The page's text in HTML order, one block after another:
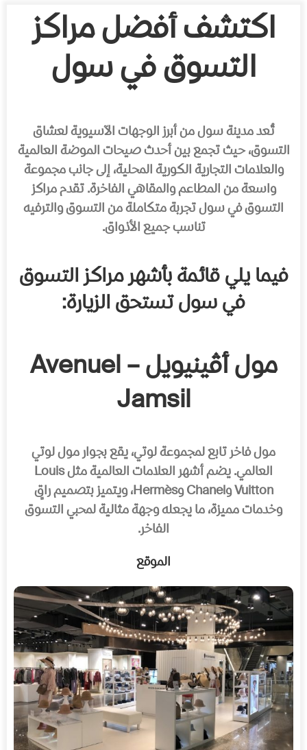
اكتشف أفضل مراكز
التسوق في سول
تُعد مدينة سول من أبرز الوجهات الآسيوية لعشاق
التسوق، حيث تجمع بين أحدث صيحات الموضة العالمية
والعلامات التجارية الكورية المحلية، إلى جانب مجموعة
واسعة من المطاعم والمقاهي الفاخرة. تقدم مراكز
التسوق في سول تجربة متكاملة من التسوق والترفيه
تناسب جميع الأذواق.
فيما يلي قائمة بأشهر مراكز التسوق
في سول تستحق الزيارة:
مول أڤينيويل – Avenuel
Jamsil
مول فاخر تابع لمجموعة لوتي، يقع بجوار مول لوتي
العالمي. يضم أشهر العلامات العالمية مثل Louis
Vuitton وChanel وHermès، ويتميز بتصميم راقٍ
وخدمات مميزة، ما يجعله وجهة مثالية لمحبي التسوق
الفاخر.
الموقع